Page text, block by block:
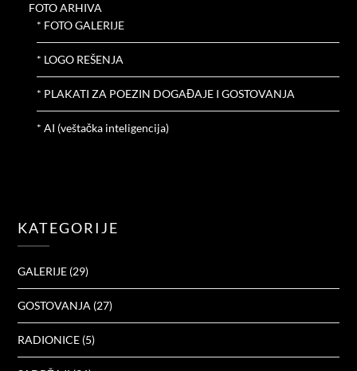
FOTO ARHIVA
* FOTO GALERIJE
* LOGO REŠENJA
* PLAKATI ZA POEZIN DOGAĐAJE I GOSTOVANJA
* AI (veštačka inteligencija)
KATEGORIJE
GALERIJE (29)
GOSTOVANJA (27)
RADIONICE (5)